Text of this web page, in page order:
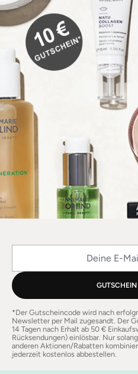
*Der Gutscheincode wird nach
Newsletter per Mail zugesandt. Der
14 Tagen nach Erhalt ab 50 €
Rücksendungen) einlösbar. Nur
anderen Aktionen/Rabatten
jederzeit kostenlos abbestellen.